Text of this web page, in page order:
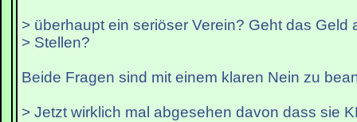
> überhaupt ein seriöser Verein? Geht das Geld
> Stellen?
Beide Fragen sind mit einem klaren Nein zu
> Jetzt wirklich mal abgesehen davon dass sie